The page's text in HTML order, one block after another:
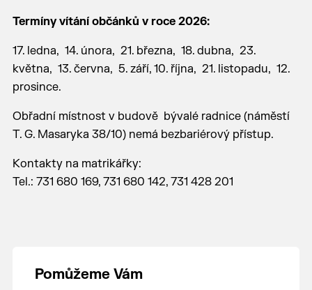
Termíny vítání občánků v roce 2026:
17. ledna, 14. února, 21. března, 18. dubna, 23.
května, 13. června, 5. září, 10. října, 21. listopadu, 12.
prosince.
Obřadní místnost v budově bývalé radnice (náměstí
T. G. Masaryka 38/10) nemá bezbariérový přístup.
Kontakty na matrikářky:
Tel.: 731 680 169, 731 680 142, 731 428 201
Pomůžeme Vám